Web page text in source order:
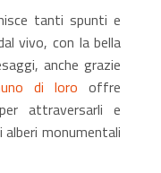
tanti spunti e
vivo, con la bella
anche grazie
di loro offre
attraversarli e
alberi monumentali